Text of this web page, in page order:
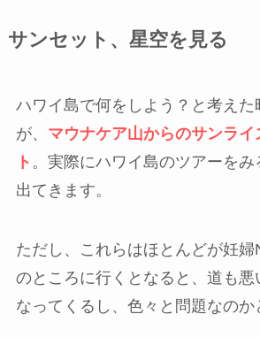
サンセット、星空を見る
ハワイ島で何をしよう？と考え
が、 マウナケア山からのサンライ
ト 。実際にハワイ島のツアーを
出てきます。
ただし、これらはほとんどが妊
のところに行くとなると、道も悪
なってくるし、色々と問題なのか